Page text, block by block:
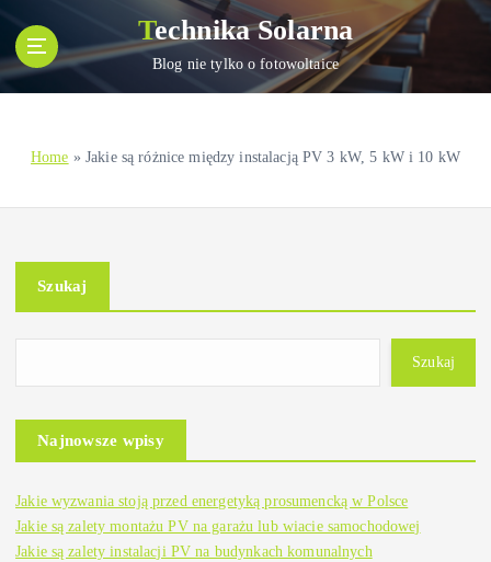
i
n
Technika Solarna
Blog nie tylko o fotowoltaice
Home »Jakie są różnice między instalacją PV 3 kW, 5 kW i 10 kW
Szukaj
Szukaj
Najnowsze wpisy
Jakie wyzwania stoją przed energetyką prosumencką w Polsce
Jakie są zalety montażu PV na garażu lub wiacie samochodowej
Jakie są zalety instalacji PV na budynkach komunalnych